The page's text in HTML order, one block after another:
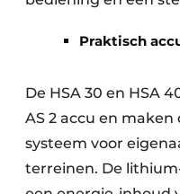
Praktisch
De HSA 30 en HSA
AS 2 accu en maken
systeem voor
terreinen. De